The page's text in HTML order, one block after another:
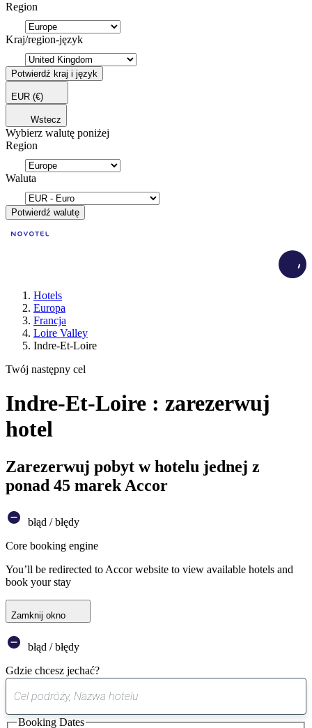
Region
Kraj/region-język
Potwierdź kraj i język
EUR (€)
Wstecz
Wybierz walutę poniżej
Region
Waluta
Potwierdź walutę
Hotels
Europa
Francja
Loire Valley
Indre-Et-Loire
Twój następny cel
Indre-Et-Loire : zarezerwuj
hotel
Zarezerwuj pobyt w hotelu jednej z
ponad 45 marek Accor
błąd / błędy
Core booking engine
You’ll be redirected to Accor website to view available hotels and
book your stay
Zamknij okno
błąd / błędy
Gdzie chcesz jechać?
sugestia
została
Booking Dates